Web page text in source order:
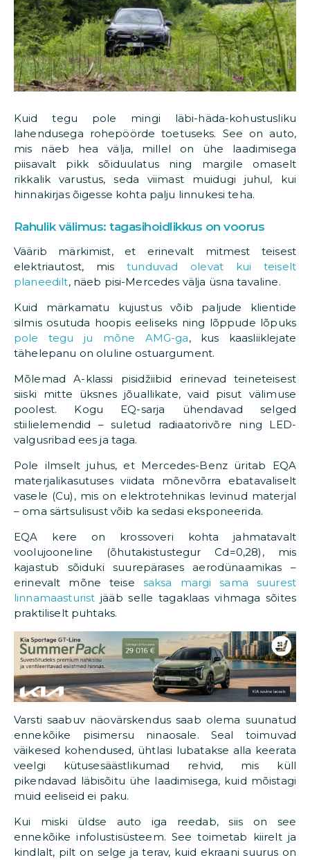
Kuid tegu pole mingi läbi-häda-kohustusliku
lahendusega rohepöörde toetuseks. See on auto,
mis näeb hea välja, millel on ühe laadimisega
piisavalt pikk sõiduulatus ning margile omaselt
rikkalik varustus, seda viimast muidugi juhul, kui
hinnakirjas õigesse kohta palju linnukesi teha.
Rahulik välimus: tagasihoidlikkus on voorus
Väärib märkimist, et erinevalt mitmest teisest
elektriautost, mistunduvad olevat kui teiselt
planeedilt, näeb pisi-Mercedes välja üsna tavaline.
Kuid märkamatu kujustus võib paljude klientide
silmis osutuda hoopis eeliseks ning lõppude lõpuks
pole tegu ju mõne AMG-ga, kus kaasliiklejate
tähelepanu on oluline ostuargument.
Mõlemad A-klassi pisidžiibid erinevad teineteisest
siiski mitte üksnes jõuallikate, vaid pisut välimuse
poolest. Kogu EQ-sarja ühendavad selged
stiilielemendid – suletud radiaatorivõre ning LED-
valgusribad ees ja taga.
Pole ilmselt juhus, et Mercedes-Benz üritab EQA
materjalikasutuses viidata mõnevõrra ebatavaliselt
vasele (Cu), mis on elektrotehnikas levinud materjal
– oma särtsulisust võib ka sedasi eksponeerida.
EQA kere on krossoveri kohta jahmatavalt
voolujooneline (õhutakistustegur Cd=0,28), mis
kajastub sõiduki suurepärases aerodünaamikas –
erinevalt mõne teise saksa margi sama suurest
linnamaasturist jääb selle tagaklaas vihmaga sõites
praktiliselt puhtaks.
Varsti saabuv näovärskendus saab olema suunatud
ennekõike pisimersu ninaosale. Seal toimuvad
väikesed kohendused, ühtlasi lubatakse alla keerata
veelgi kütusesäästlikumad rehvid, mis küll
pikendavad läbisõitu ühe laadimisega, kuid mõistagi
muid eeliseid ei paku.
Kui miski üldse auto iga reedab, siis on see
ennekõike infolustisüsteem. See toimetab kiirelt ja
kindlalt, pilt on selge ja terav, kuid ekraani suurus on